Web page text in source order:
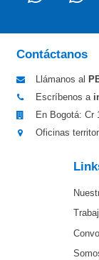
Contáctanos
Llámanos al
Escríbenos a
En Bogotá: Cr
Oficinas